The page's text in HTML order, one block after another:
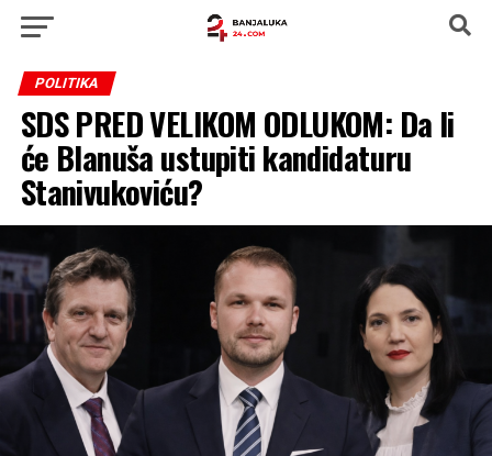
POLITIKA
SDS PRED VELIKOM ODLUKOM: Da li
će Blanuša ustupiti kandidaturu
Stanivukoviću?